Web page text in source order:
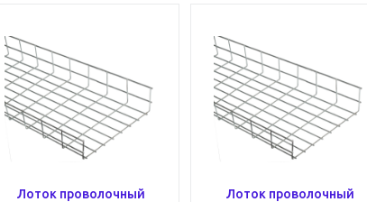
Лоток проволочный
Лоток проволочный